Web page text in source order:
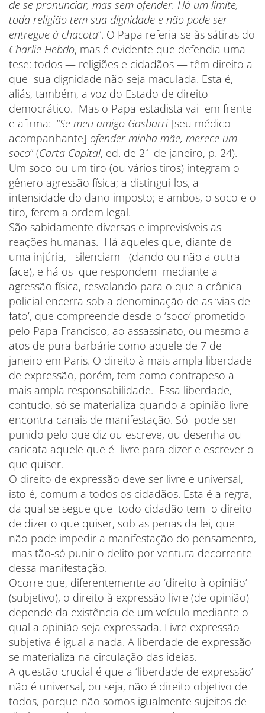
de se pronunciar, mas sem ofender. Há um limite,
toda religião tem sua dignidade e não pode ser
entregue à chacota“. O Papa referia-se às sátiras do
Charlie Hebdo, mas é evidente que defendia uma
tese: todos — religiões e cidadãos — têm direito a
que sua dignidade não seja maculada. Esta é,
aliás, também, a voz do Estado de direito
democrático. Mas o Papa-estadista vai em frente
e afirma: “Se meu amigo Gasbarri[seu médico
acompanhante] ofender minha mãe, merece um
soco” (Carta Capital, ed. de 21 de janeiro, p. 24).
Um soco ou um tiro (ou vários tiros) integram o
gênero agressão física; a distingui-los, a
intensidade do dano imposto; e ambos, o soco e o
tiro, ferem a ordem legal.
São sabidamente diversas e imprevisíveis as
reações humanas. Há aqueles que, diante de
uma injúria, silenciam (dando ou não a outra
face), e há os que respondem mediante a
agressão física, resvalando para o que a crônica
policial encerra sob a denominação de as ‘vias de
fato’, que compreende desde o ‘soco’ prometido
pelo Papa Francisco, ao assassinato, ou mesmo a
atos de pura barbárie como aquele de 7 de
janeiro em Paris. O direito à mais ampla liberdade
de expressão, porém, tem como contrapeso a
mais ampla responsabilidade. Essa liberdade,
contudo, só se materializa quando a opinião livre
encontra canais de manifestação. Só pode ser
punido pelo que diz ou escreve, ou desenha ou
caricata aquele que é livre para dizer e escrever o
que quiser.
O direito de expressão deve ser livre e universal,
isto é, comum a todos os cidadãos. Esta é a regra,
da qual se segue que todo cidadão tem o direito
de dizer o que quiser, sob as penas da lei, que
não pode impedir a manifestação do pensamento,
mas tão-só punir o delito por ventura decorrente
dessa manifestação.
Ocorre que, diferentemente ao ‘direito à opinião’
(subjetivo), o direito à expressão livre (de opinião)
depende da existência de um veículo mediante o
qual a opinião seja expressada. Livre expressão
subjetiva é igual a nada. A liberdade de expressão
se materializa na circulação das ideias.
A questão crucial é que a ‘liberdade de expressão’
não é universal, ou seja, não é direito objetivo de
todos, porque não somos igualmente sujeitos de